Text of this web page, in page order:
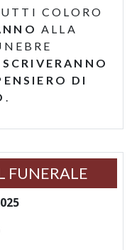
COLORO
ALLA
SCRIVERANNO
DI
FUNERALE